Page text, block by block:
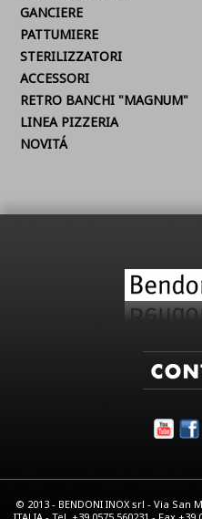
GANCIERE
PATTUMIERE
STERILIZZATORI
ACCESSORI
RETRO BANCHI "MAGNUM"
LINEA PIZZERIA
NOVITÁ
© 2013 - BENDONI INOX srl - Via San